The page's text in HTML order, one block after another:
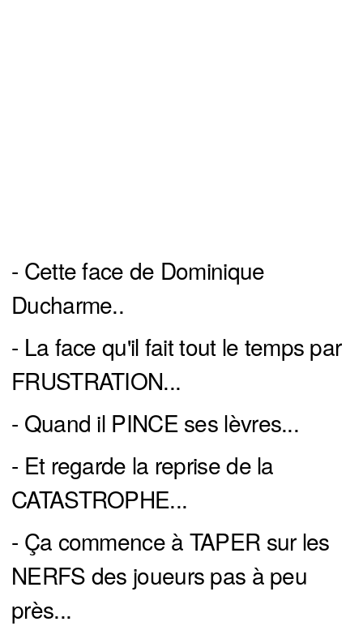
- Cette face de Dominique
Ducharme..
- La face qu'il fait tout le temps par
FRUSTRATION...
- Quand il PINCE ses lèvres...
- Et regarde la reprise de la
CATASTROPHE...
- Ça commence à TAPER sur les
NERFS des joueurs pas à peu
près...